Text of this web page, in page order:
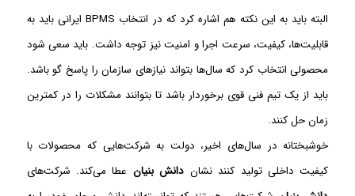
البته باید به این نکته هم اشاره کرد که در انتخاب BPMS ایرانی باید به
قابلیت‌ها، کیفیت، سرعت اجرا و امنیت نیز توجه داشت. باید سعی شود
محصولی انتخاب کرد که سال‌ها بتواند نیاز‌های سازمان را پاسخ گو باشد.
باید از یک تیم فنی قوی برخوردار باشد تا بتوانند مشکلات را در کمترین
زمان حل کنند.
خوشبختانه در سال‌های اخیر، دولت به شرکت‌هایی که محصولات با
کیفیت داخلی تولید کنند نشان دانش بنیان عطا می‌کند. شرکت‌های